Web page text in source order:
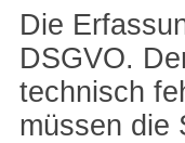
Die
DSGVO.
technisch
müssen die